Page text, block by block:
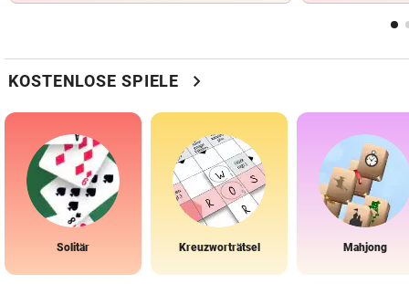
KOSTENLOSE SPIELE chevron_right
Solitär Kreuzworträtsel Mahjong